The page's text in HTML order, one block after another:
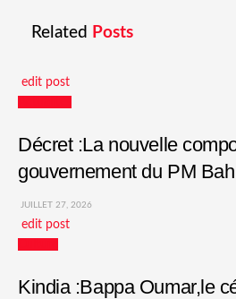
Related Posts
edit post
Décret :La nouvelle
gouvernement du PM
JUILLET 27, 2026
edit post
Kindia :Bappa Oumar,le